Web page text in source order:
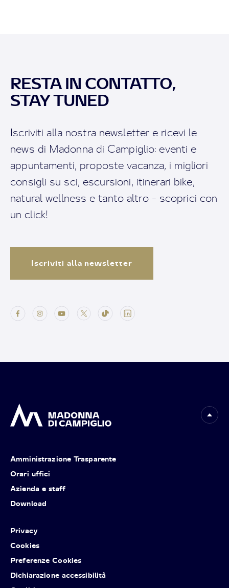
RESTA IN CONTATTO,
STAY TUNED
Iscriviti alla nostra newsletter e ricevi le
news di Madonna di Campiglio: eventi e
appuntamenti, proposte vacanza, i migliori
consigli su sci, escursioni, itinerari bike,
natural wellness e tanto altro - scoprici con
un click!
Iscriviti alla newsletter
Amministrazione Trasparente
Orari uffici
Azienda e staff
Download
Privacy
Cookies
Preferenze Cookies
Dichiarazione accessibilità